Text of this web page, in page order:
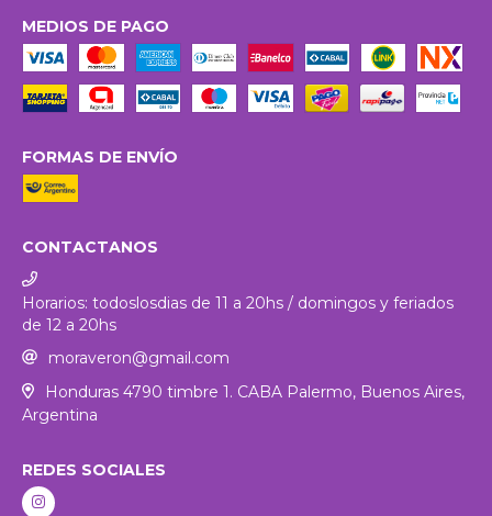
MEDIOS DE PAGO
FORMAS DE ENVÍO
CONTACTANOS
Horarios: todoslosdias de 11 a 20hs / domingos y feriados
de 12 a 20hs
moraveron@gmail.com
Honduras 4790 timbre 1. CABA Palermo, Buenos Aires,
Argentina
REDES SOCIALES